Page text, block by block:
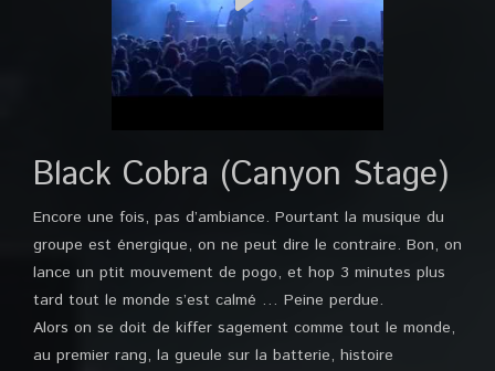
Black Cobra (Canyon Stage)
Encore une fois, pas d’ambiance. Pourtant la musique du
groupe est énergique, on ne peut dire le contraire. Bon, on
lance un ptit mouvement de pogo, et hop 3 minutes plus
tard tout le monde s’est calmé … Peine perdue.
Alors on se doit de kiffer sagement comme tout le monde,
au premier rang, la gueule sur la batterie, histoire